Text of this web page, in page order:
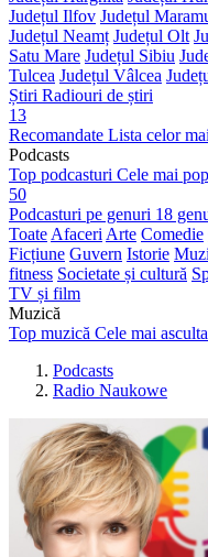
Județul Ilfov Județul
Județul Neamț Județul Olt
Satu Mare Județul Sibiu
Tulcea Județul Vâlcea
Știri Radiouri de știri
13
Recomandate Lista celor
Podcasts
Top podcasturi Cele mai
50
Podcasturi pe genuri 18
Toate Afaceri Arte Comedie
Ficțiune Guvern Istorie
fitness Societate și cultură
TV și film
Muzică
Top muzică Cele mai
Podcasts
Radio Naukowe